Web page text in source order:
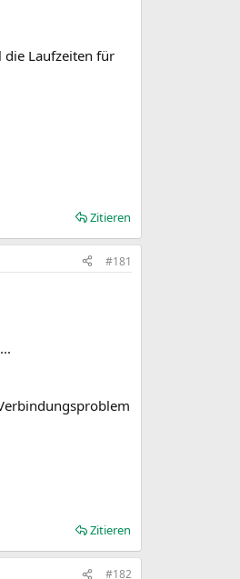
die Laufzeiten für
Zitieren
#181
Zitieren
#182